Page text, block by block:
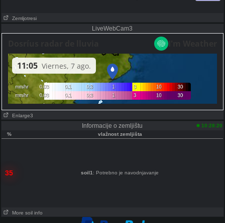
Zemljotresi
LiveWebCam3
Enlarge3
Informacije o zemljištu
10:28:20
%
vlažnost zemljišta
35 soil1 : Potrebno je navodnjavanje
More soil info